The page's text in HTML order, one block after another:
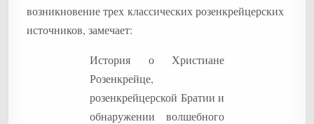
возникновение трех классических розенкрейцерских
источников, замечает:
История о Христиане
Розенкрейце,
розенкрейцерской Братии и
обнаружении волшебного